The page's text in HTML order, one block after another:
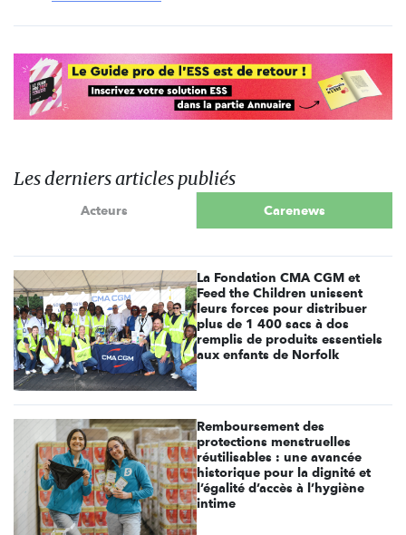
Les derniers articles publiés
Acteurs Carenews
La Fondation CMA CGM et
Feed the Children unissent
leurs forces pour distribuer
plus de 1 400 sacs à dos
remplis de produits essentiels
aux enfants de Norfolk
Remboursement des
protections menstruelles
réutilisables : une avancée
historique pour la dignité et
l’égalité d’accès à l’hygiène
intime